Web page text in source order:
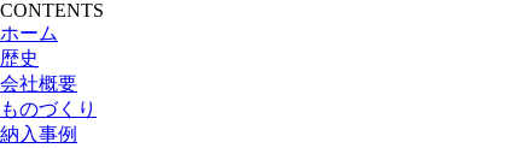
CONTENTS
ホーム
歴史
会社概要
ものづくり
納入事例